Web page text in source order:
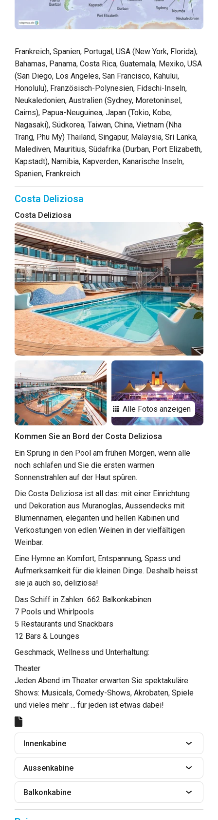
Frankreich, Spanien, Portugal, USA (New York, Florida),
Bahamas, Panama, Costa Rica, Guatemala, Mexiko, USA
(San Diego, Los Angeles, San Francisco, Kahului,
Honolulu), Französisch-Polynesien, Fidschi-Inseln,
Neukaledonien, Australien (Sydney, Moretoninsel,
Cairns), Papua-Neuguinea, Japan (Tokio, Kobe,
Nagasaki), Südkorea, Taiwan, China, Vietnam (Nha
Trang, Phu My) Thailand, Singapur, Malaysia, Sri Lanka,
Malediven, Mauritius, Südafrika (Durban, Port Elizabeth,
Kapstadt), Namibia, Kapverden, Kanarische Inseln,
Spanien, Frankreich
Costa Deliziosa
Costa Deliziosa
Alle Fotos anzeigen
Kommen Sie an Bord der Costa Deliziosa
Ein Sprung in den Pool am frühen Morgen, wenn alle
noch schlafen und Sie die ersten warmen
Sonnenstrahlen auf der Haut spüren.
Die Costa Deliziosa ist all das: mit einer Einrichtung
und Dekoration aus Muranoglas, Aussendecks mit
Blumennamen, eleganten und hellen Kabinen und
Verkostungen von edlen Weinen in der vielfältigen
Weinbar.
Eine Hymne an Komfort, Entspannung, Spass und
Aufmerksamkeit für die kleinen Dinge. Deshalb heisst
sie ja auch so, deliziosa!
Das Schiff in Zahlen 662 Balkonkabinen
7 Pools und Whirlpools
5 Restaurants und Snackbars
12 Bars & Lounges
Geschmack, Wellness und Unterhaltung:
Theater
Jeden Abend im Theater erwarten Sie spektakuläre
Shows: Musicals, Comedy-Shows, Akrobaten, Spiele
und vieles mehr … für jeden ist etwas dabei!
Innenkabine
Aussenkabine
Balkonkabine